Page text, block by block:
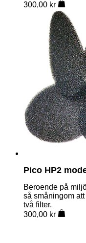
300,00 kr
Pico HP2
Beroende på
så småningom
två filter.
300,00 kr